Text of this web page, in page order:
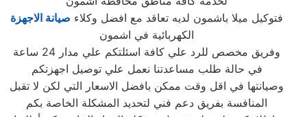
فتوكيل ميلا باشمون لديه تعاقد مع افضل وكلاء صيانة الاجهزة
الكهربائية في اشمون
وفريق مخصص للرد علي كافة اسئلتكم علي مدار 24 ساعة
في حالة طلب مساعدتنا نعمل علي توصيل اجهزتكم
وصيانتها في اقل وقت ممكن بافضل الاسعار التي لكن لا تقبل
المنافسة بفريق دعم فني لتحديد المشكلة الخاصة بكم